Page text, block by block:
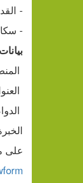
-
-
على